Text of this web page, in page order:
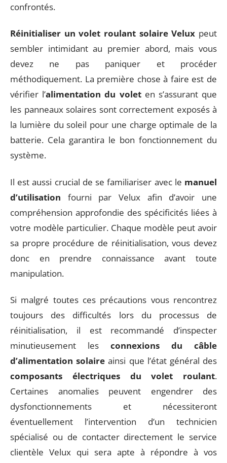
confrontés.
Réinitialiser un volet roulant solaire Velux peut
sembler intimidant au premier abord, mais vous
devez ne pas paniquer et procéder
méthodiquement. La première chose à faire est de
vérifier l’alimentation du voleten s’assurant que
les panneaux solaires sont correctement exposés à
la lumière du soleil pour une charge optimale de la
batterie. Cela garantira le bon fonctionnement du
système.
Il est aussi crucial de se familiariser avec le manuel
d’utilisation fourni par Velux afin d’avoir une
compréhension approfondie des spécificités liées à
votre modèle particulier. Chaque modèle peut avoir
sa propre procédure de réinitialisation, vous devez
donc en prendre connaissance avant toute
manipulation.
Si malgré toutes ces précautions vous rencontrez
toujours des difficultés lors du processus de
réinitialisation, il est recommandé d’inspecter
minutieusement les connexions du câble
d’alimentation solaire ainsi que l’état général des
composants électriques du volet roulant.
Certaines anomalies peuvent engendrer des
dysfonctionnements et nécessiteront
éventuellement l’intervention d’un technicien
spécialisé ou de contacter directement le service
clientèle Velux qui sera apte à répondre à vos